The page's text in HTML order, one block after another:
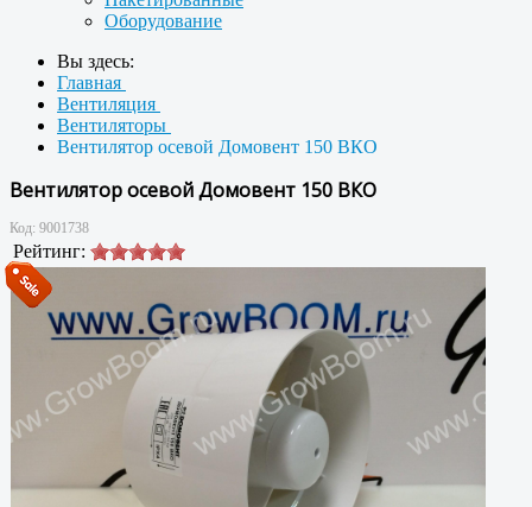
Оборудование
Вы здесь:
Главная
Вентиляция
Вентиляторы
Вентилятор осевой Домовент 150 ВКО
Вентилятор осевой Домовент 150 ВКО
Код: 9001738
Рейтинг: